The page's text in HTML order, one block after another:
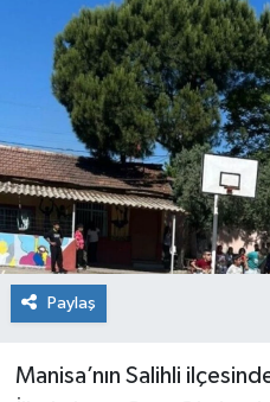
Paylaş
Manisa’nın Salihli